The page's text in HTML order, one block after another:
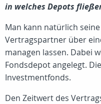
in welches Depots
Man kann natürlich
Vertragspartner über
managen lassen. Dabei
Fondsdepot angelegt.
Investmentfonds.
Den Zeitwert des